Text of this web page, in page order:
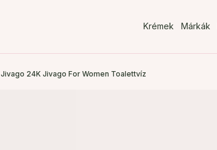
Krémek Márkák
Jivago 24K Jivago For Women Toalettvíz